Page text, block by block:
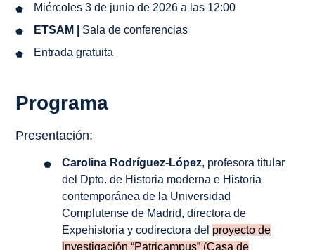
Miércoles 3 de junio de 2026 a las 12:00
ETSAM |
Sala de conferencias
Entrada gratuita
Programa
Presentación:
Carolina Rodríguez-López, profesora titular
del Dpto. de Historia moderna e Historia
contemporánea de la Universidad
Complutense de Madrid, directora de
Expehistoria y codirectora del proyecto de
investigación “Patricampus” (Casa de